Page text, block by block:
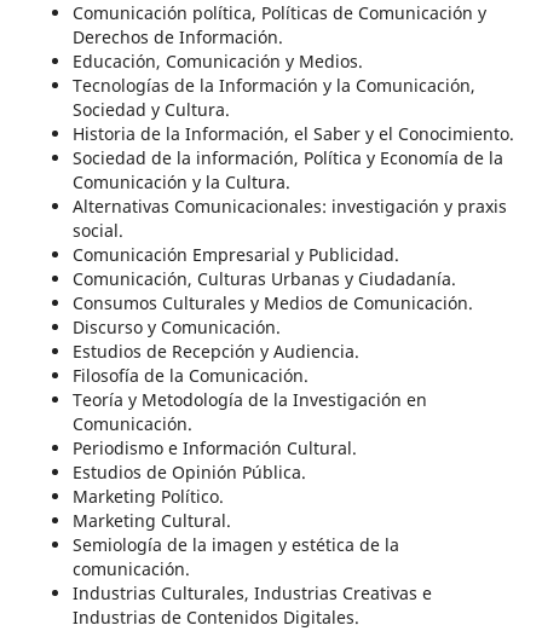
Comunicación política, Políticas de Comunicación y
Derechos de Información.
Educación, Comunicación y Medios.
Tecnologías de la Información y la Comunicación,
Sociedad y Cultura.
Historia de la Información, el Saber y el Conocimiento.
Sociedad de la información, Política y Economía de la
Comunicación y la Cultura.
Alternativas Comunicacionales: investigación y praxis
social.
Comunicación Empresarial y Publicidad.
Comunicación, Culturas Urbanas y Ciudadanía.
Consumos Culturales y Medios de Comunicación.
Discurso y Comunicación.
Estudios de Recepción y Audiencia.
Filosofía de la Comunicación.
Teoría y Metodología de la Investigación en
Comunicación.
Periodismo e Información Cultural.
Estudios de Opinión Pública.
Marketing Político.
Marketing Cultural.
Semiología de la imagen y estética de la
comunicación.
Industrias Culturales, Industrias Creativas e
Industrias de Contenidos Digitales.